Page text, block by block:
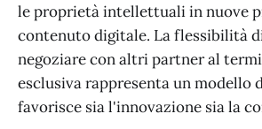
le proprietà intellettuali in nuove
contenuto digitale. La flessibilità
negoziare con altri partner al
esclusiva rappresenta un modello
favorisce sia l'innovazione sia la